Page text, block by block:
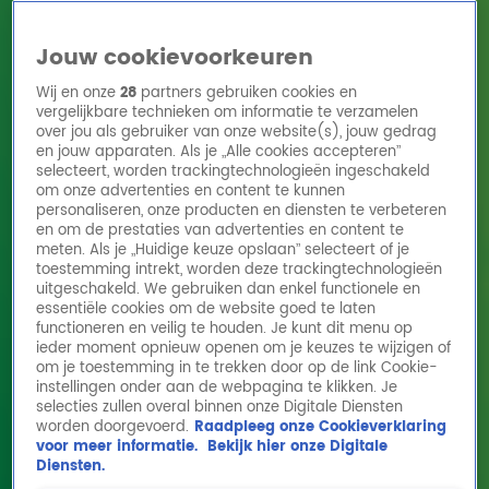
HomeActiesRadioshows DJ'sRadio 10 zendersHitlijsten
Radio luisteren
Volg Radio 10
Zoeken
HomeOnline Radio LuisterenActiesShowsAlle zenders
At Hannelore Zwitserlood écht zeven (!)
toetjes op één avond?
16 feb 2026, 11:17
Jouw cookievoorkeuren
Wij en onze28 partners gebruiken cookies en
vergelijkbare technieken om informatie te verzamelen
over jou als gebruiker van onze website(s), jouw gedrag
en jouw apparaten. Als je „Alle cookies accepteren”
selecteert, worden trackingtechnologieën ingeschakeld
om onze advertenties en content te kunnen
personaliseren, onze producten en diensten te verbeteren
en om de prestaties van advertenties en content te
meten. Als je „Huidige keuze opslaan” selecteert of je
toestemming intrekt, worden deze trackingtechnologieën
uitgeschakeld. We gebruiken dan enkel functionele en
essentiële cookies om de website goed te laten
functioneren en veilig te houden. Je kunt dit menu op
ieder moment opnieuw openen om je keuzes te wijzigen of
om je toestemming in te trekken door op de link Cookie-
instellingen onder aan de webpagina te klikken. Je
selecties zullen overal binnen onze Digitale Diensten
worden doorgevoerd. Raadpleeg onze Cookieverklaring
voor meer informatie. Bekijk hier onze Digitale
Diensten.